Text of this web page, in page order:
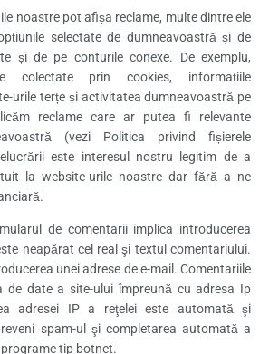
noastre pot afișa reclame, multe dintre ele
selectate de dumneavoastră și de
și de pe conturile conexe. De exemplu,
colectate prin cookies, informațiile
urile terțe și activitatea dumneavoastră pe
reclame care ar putea fi relevante
(vezi Politica privind fișierele
este interesul nostru legitim de a
la website-urile noastre dar fără a ne
de comentarii implica introducerea
neapărat cel real şi textul comentariului.
unei adrese de e-mail. Comentariile
de date a site-ului împreună cu adresa Ip
adresei IP a reţelei este automată şi
spam-ul şi completarea automată a
tip botnet.